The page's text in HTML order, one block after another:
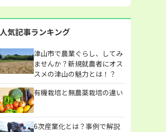
人気記事ランキング
津山市で農業ぐらし、してみ
ませんか？新規就農者にオス
スメの津山の魅力とは！？
有機栽培と無農薬栽培の違い
6次産業化とは？事例で解説